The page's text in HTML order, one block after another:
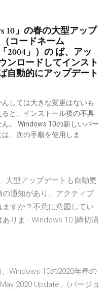
10」の春の大型アップ
コードネーム
2004」）の ば、アッ
ンロードしてインスト
自動的にアップデート
しては大きな変更はないも
と、インストール後の不具
。 Windows 10の新しいバー
、次の手順を使用しま
大型アップデートも自動更
通知があり、アクティブ
すか？不意に意図してい
りま - Windows 10 [締切済
Windows 10の2020年春の
2020 Update」(バージョ